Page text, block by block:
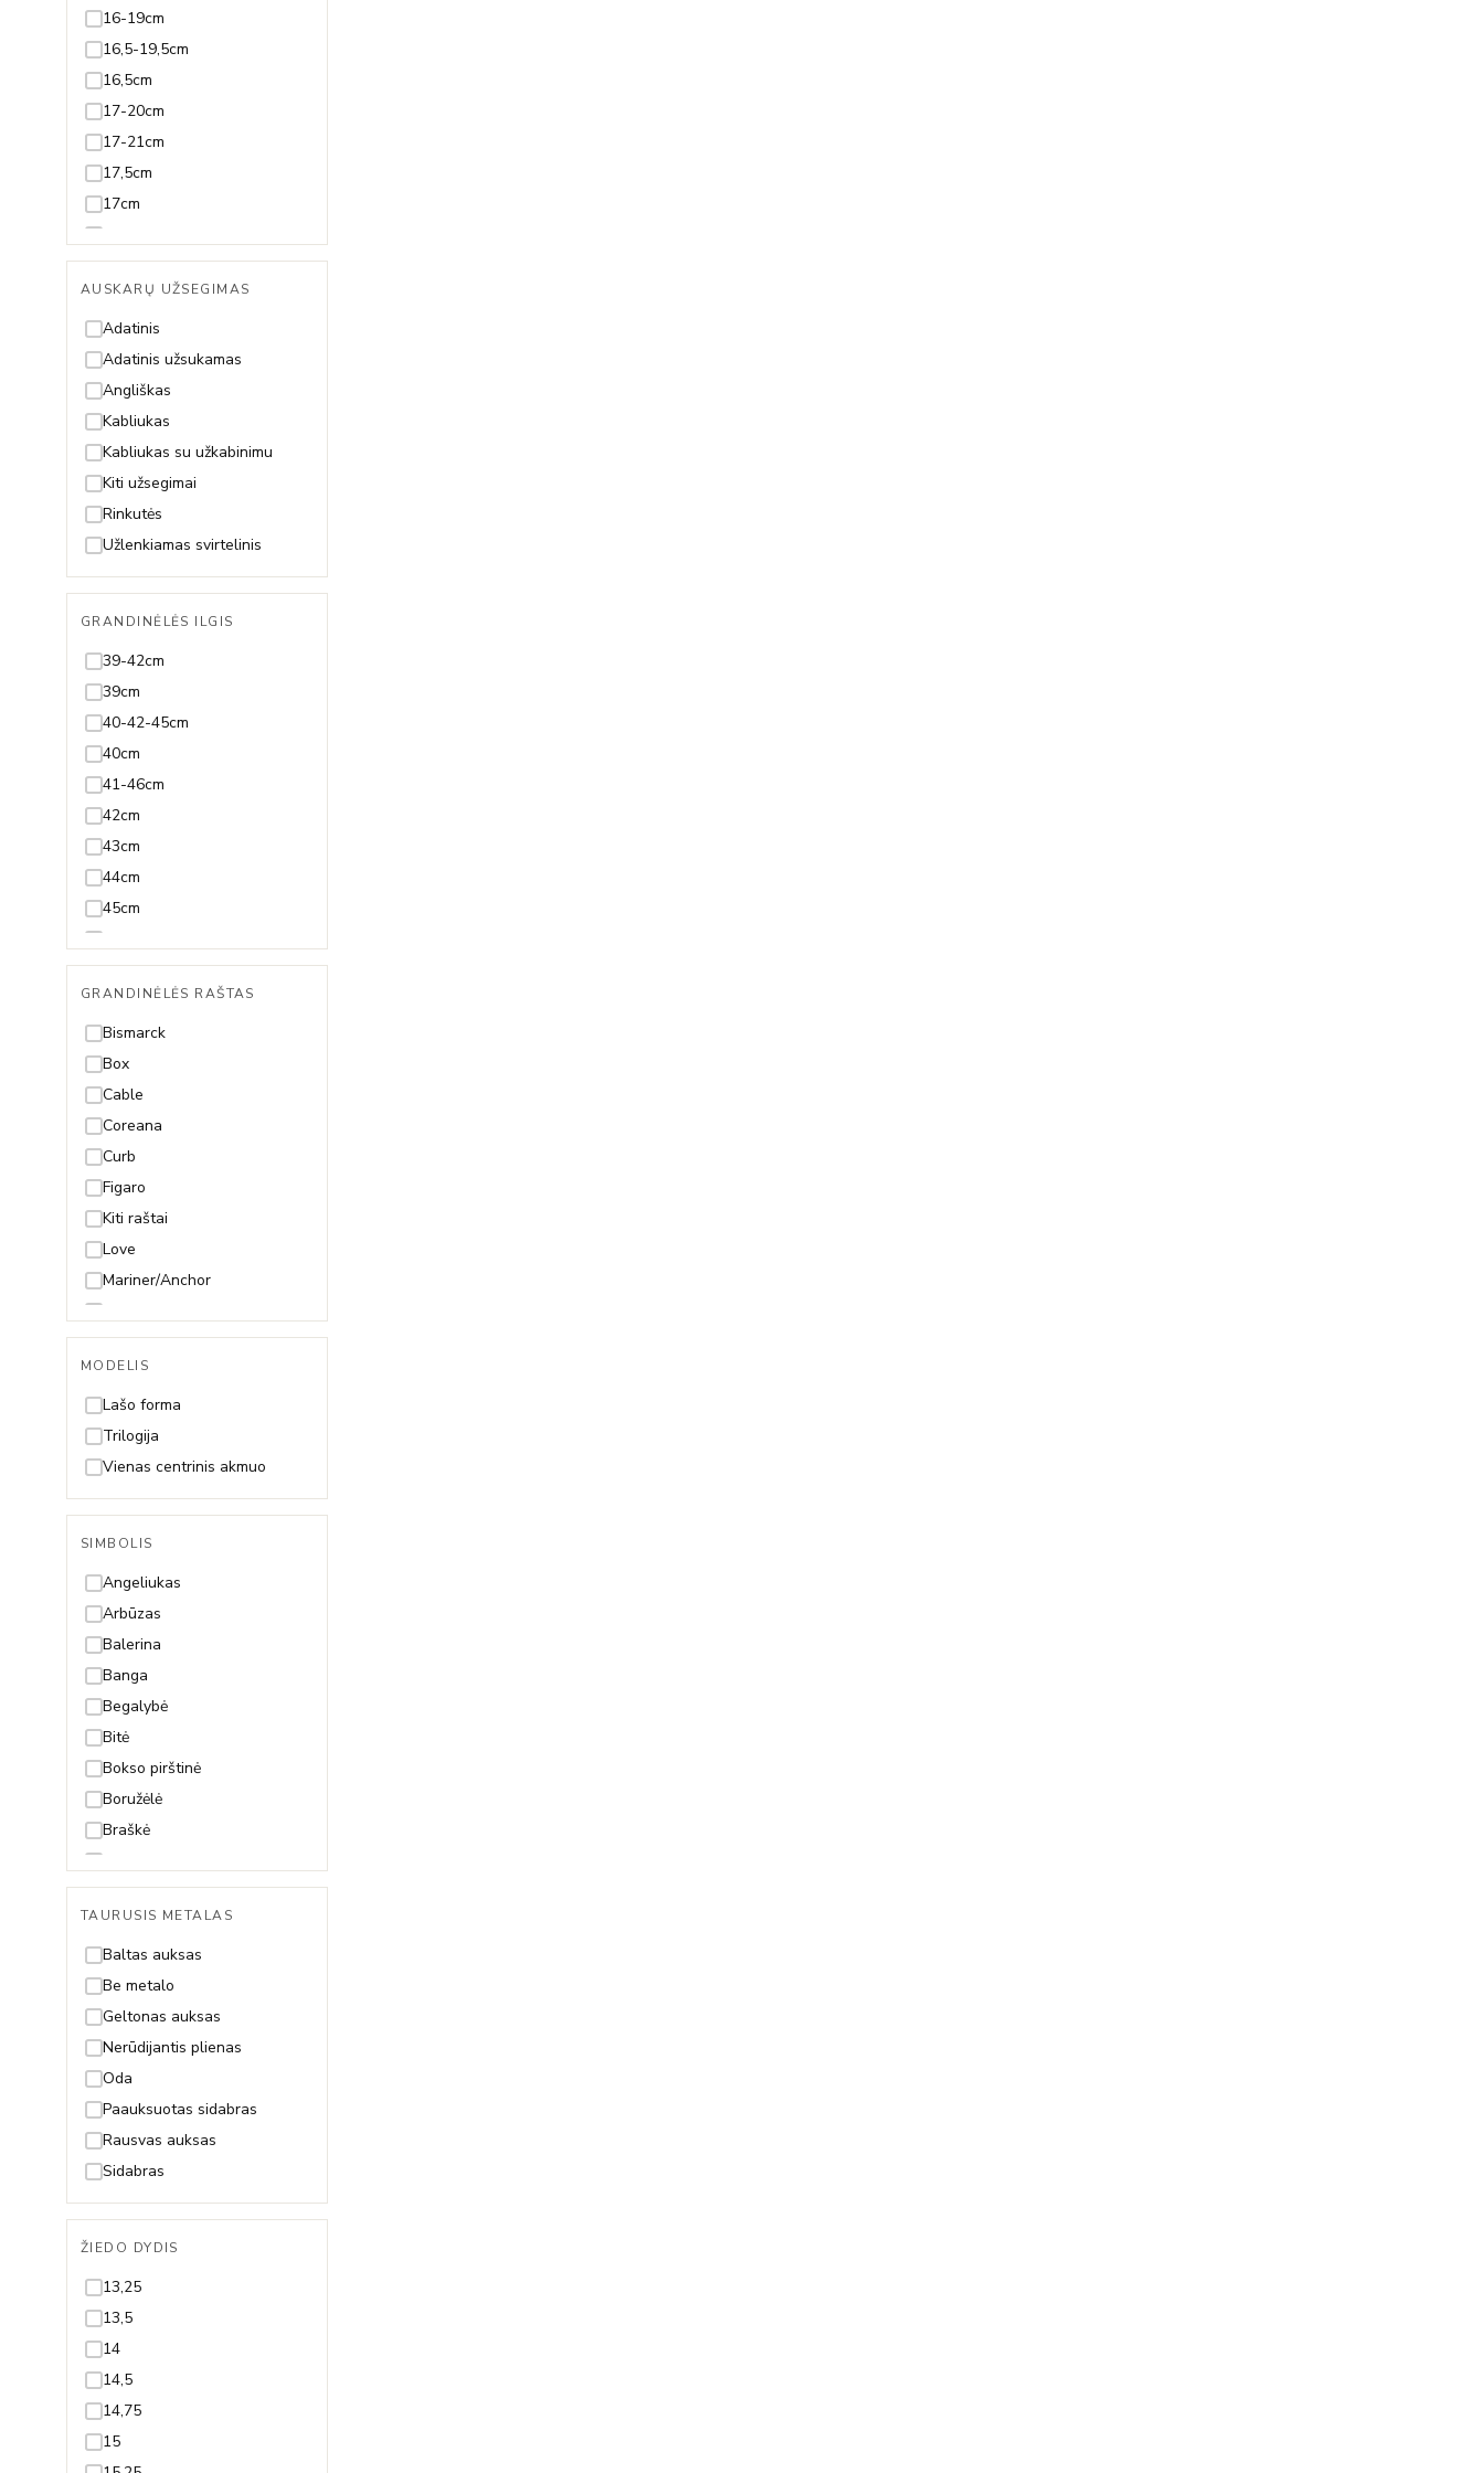
Juodmedis
Juvelyrinė emalė
Koralas
Kvarcas
Lazuritas
Malachitas
Nefritas
Oniksas
Opalas
Perlas ir Perlamutras
Piritas
Rodolitas
Rubinas
Safyras
Smaragdas
Špinelis
Sultanitas
Swarovski
Topazas
Turkis
Turmalinas
16-19cm
16,5-19,5cm
16,5cm
17-20cm
17-21cm
17,5cm
17cm
18-21cm
18-22cm
18,5-21,5cm
18,5-23,5cm
18,5cm
18cm
19-21cm
19-22cm
19-23cm
19,5cm
19cm
20,5-23,5cm
20,5cm
20cm
21,5cm
21cm
22,5cm
22cm
23,5cm
23cm
24cm
AUSKARŲ UŽSEGIMAS
Adatinis
Adatinis užsukamas
Angliškas
Kabliukas
Kabliukas su užkabinimu
Kiti užsegimai
Rinkutės
Užlenkiamas svirtelinis
GRANDINĖLĖS ILGIS
39-42cm
39cm
40-42-45cm
40cm
41-46cm
42cm
43cm
44cm
45cm
47-50cm
49cm
50cm
55cm
60cm
65cm
70cm
GRANDINĖLĖS RAŠTAS
Bismarck
Box
Cable
Coreana
Curb
Figaro
Kiti raštai
Love
Mariner/Anchor
Paperclip
Pitonas
Rolo
Rombo
Rope (Virvutė)
Singapore
MODELIS
Lašo forma
Trilogija
Vienas centrinis akmuo
SIMBOLIS
Angeliukas
Arbūzas
Balerina
Banga
Begalybė
Bitė
Bokso pirštinė
Boružėlė
Braškė
Dobilas
Drakonas
Drugelis
Fėja
Gėlytė
Gyvatė
Gyvybės medis
Inicialas/Raidė
Kačiukas
Karūna
Karys
Kelionės
Keltų mazgas
Kriauklytė
Kryželis
Lapelis
Laumžirgis
TAURUSIS METALAS
Baltas auksas
Be metalo
Geltonas auksas
Nerūdijantis plienas
Oda
Paauksuotas sidabras
Rausvas auksas
Sidabras
ŽIEDO DYDIS
13,25
13,5
14
14,5
14,75
15